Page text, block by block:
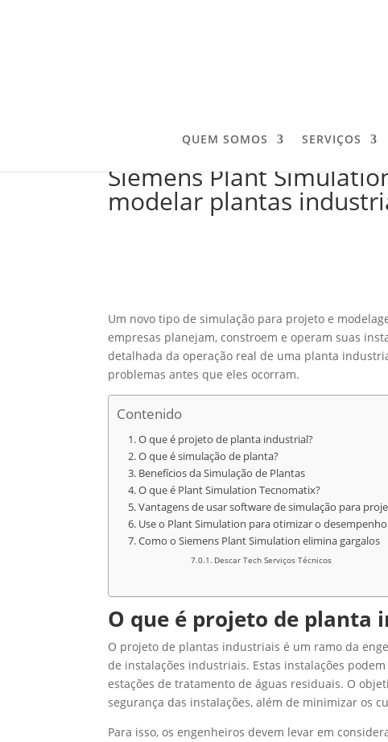
QUEM SOMOS SERVIÇOS
Siemens Plant
modelar plantas
Um novo tipo de simulação para projeto e
empresas planejam, constroem e operam suas
detalhada da operação real de uma planta
problemas antes que eles ocorram.
Contenido
O que é projeto de planta industrial?
O que é simulação de planta?
Benefícios da Simulação de Plantas
O que é Plant Simulation Tecnomatix?
Vantagens de usar software de simulação para
Use o Plant Simulation para otimizar o
Como o Siemens Plant Simulation elimina gargalos
Descar Tech Serviços Técnicos
O que é projeto de planta
O projeto de plantas industriais é um ramo da
de instalações industriais. Estas instalações
estações de tratamento de águas residuais. O
segurança das instalações, além de minimizar os
Para isso, os engenheiros devem levar em